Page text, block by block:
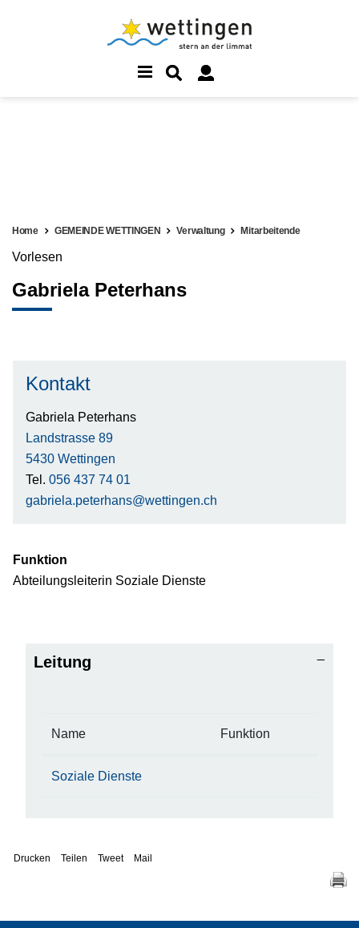
Home GEMEINDE WETTINGEN Verwaltung Mitarbeitende
Vorlesen
Gabriela Peterhans
Kontakt
Gabriela Peterhans
Landstrasse 89
5430 Wettingen
Tel. 056 437 74 01
gabriela.peterhans@wettingen.ch
Funktion
Abteilungsleiterin Soziale Dienste
Leitung
Name Funktion
Soziale Dienste
Drucken Teilen Tweet Mail